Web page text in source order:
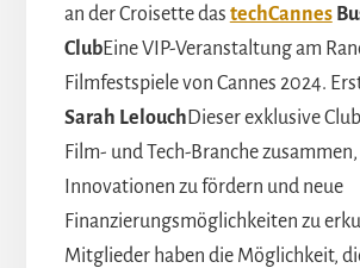
an der Croisette das techCannes
ClubEine VIP-Veranstaltung am
Filmfestspiele von Cannes 2024.
Sarah Lelouch Dieser exklusive
Film- und Tech-Branche
Innovationen zu fördern und neue
Finanzierungsmöglichkeiten zu
Mitglieder haben die Möglichkeit,